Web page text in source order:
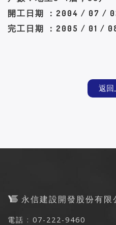
開工日期 ：2004 / 07 /
完工日期 ：2005 / 01 /
返回
永信建設開發股份有限
電話 : 07-222-9460